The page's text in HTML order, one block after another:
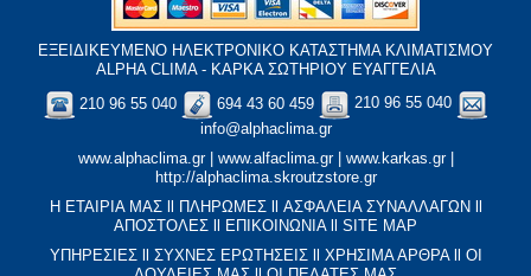
ΕΞΕΙΔΙΚΕΥΜΕΝΟ ΗΛΕΚΤΡΟΝΙΚΟ ΚΑΤΑΣΤΗΜΑ ΚΛΙΜΑΤΙΣΜΟΥ
ALPHA CLIMA - ΚΑΡΚΑ ΣΩΤΗΡΙΟΥ ΕΥΑΓΓΕΛΙΑ
210 96 55 040
694 43 60 459
210 96 55 040
info@alphaclima.gr
www.alphaclima.gr| www.alfaclima.gr| www.karkas.gr|
http://alphaclima.skroutzstore.gr
Η ΕΤΑΙΡΙΑ ΜΑΣ ll ΠΛΗΡΩΜΕΣ ll ΑΣΦΑΛΕΙΑ ΣΥΝΑΛΛΑΓΩΝll
ΑΠΟΣΤΟΛΕΣ ll ΕΠΙΚΟΙΝΩΝΙΑ ll SITE MAP
ΥΠΗΡΕΣΙΕΣll ΣΥΧΝΕΣ ΕΡΩΤΗΣΕΙΣll XΡΗΣΙΜΑ ΑΡΘΡΑll ΟΙ